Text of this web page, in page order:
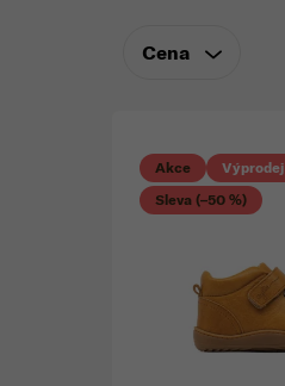
Cena
Akce Výprodej
Sleva (–50 %)